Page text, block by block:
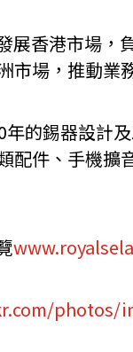
香港市場
場，推動業
的錫器設計
件、手機
photos/